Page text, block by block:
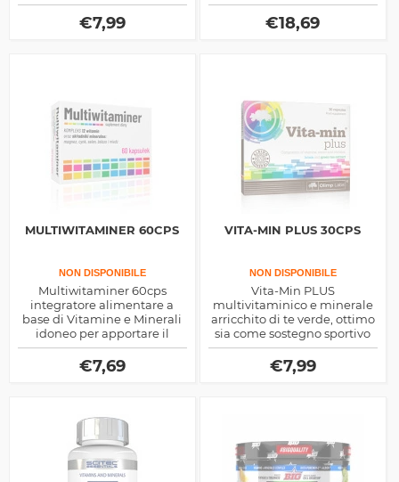
essenziali utili al corpo sia
per la salute che per la
prestanza fisica
€7,99
per i numerosi processi
metabolici
€18,69
MULTIWITAMINER 60CPS
NON DISPONIBILE
Multiwitaminer 60cps
integratore alimentare a
base di Vitamine e Minerali
idoneo per apportare il
giusto quantitativo di
nutrienti sia per garantire il
benessere generale
€7,69
VITA-MIN PLUS 30CPS
NON DISPONIBILE
Vita-Min PLUS
multivitaminico e minerale
arricchito di te verde, ottimo
sia come sostegno sportivo
che energetico per la routine
quotidiana
€7,99